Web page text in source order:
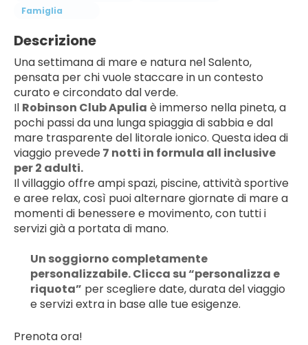
Famiglia
Descrizione
Una settimana di mare e natura nel Salento,
pensata per chi vuole staccare in un contesto
curato e circondato dal verde.
Il Robinson Club Apulia è immerso nella pineta, a
pochi passi da una lunga spiaggia di sabbia e dal
mare trasparente del litorale ionico. Questa idea di
viaggio prevede 7 notti in formula all inclusive
per 2 adulti.
Il villaggio offre ampi spazi, piscine, attività sportive
e aree relax, così puoi alternare giornate di mare a
momenti di benessere e movimento, con tutti i
servizi già a portata di mano.
Un soggiorno completamente
personalizzabile. Clicca su “personalizza e
riquota” per scegliere date, durata del viaggio
e servizi extra in base alle tue esigenze.
Prenota ora!